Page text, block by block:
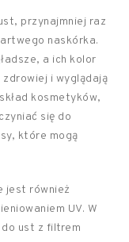
przynajmniej raz
naskórka.
a ich kolor
i wyglądają
kosmetyków,
się do
które mogą
jest również
UV. W
do ust z filtrem